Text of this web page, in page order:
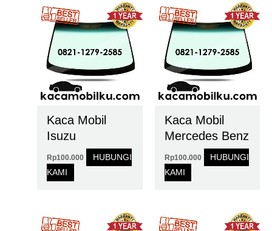
Kaca Mobil
Isuzu
Rp100.000
HUBUNGI
KAMI
Kaca Mobil
Mercedes Benz
Rp100.000
HUBUNGI
KAMI